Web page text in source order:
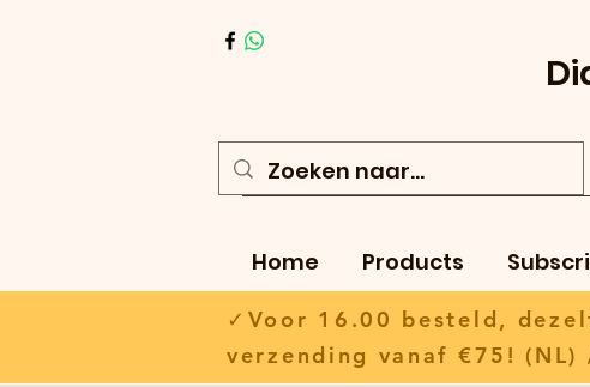
Home Products
✓Voor 16.00 besteld,
verzending vanaf €75! (NL)